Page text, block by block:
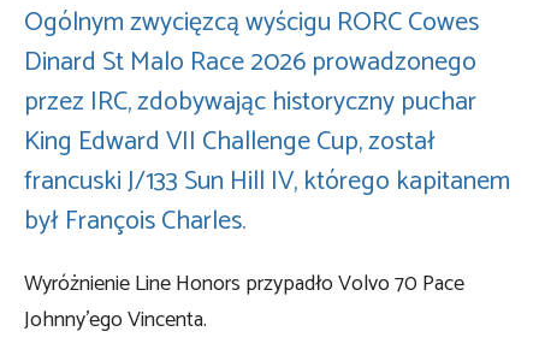
Ogólnym zwycięzcą wyścigu RORC Cowes
Dinard St Malo Race 2026 prowadzonego
przez IRC, zdobywając historyczny puchar
King Edward VII Challenge Cup, został
francuski J/133 Sun Hill IV, którego kapitanem
był François Charles.
Wyróżnienie Line Honors przypadło Volvo 70 Pace
Johnny’ego Vincenta.